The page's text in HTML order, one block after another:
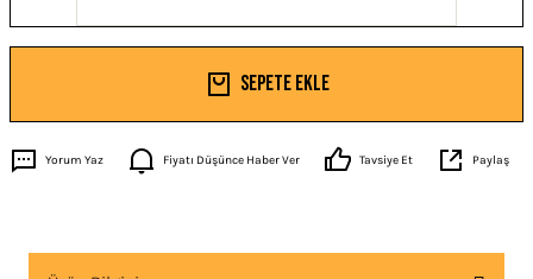
Sepete Ekle
Yorum Yaz Fiyatı Düşünce Haber Ver Tavsiye Et Paylaş